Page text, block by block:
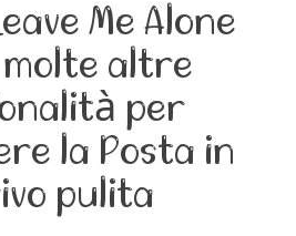
Me Alone
altre
per
la Posta in
pulita